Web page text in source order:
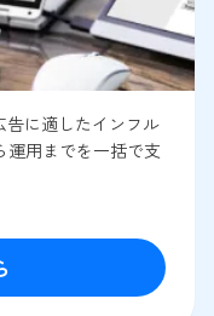
告に適したインフル
運用までを一括で支